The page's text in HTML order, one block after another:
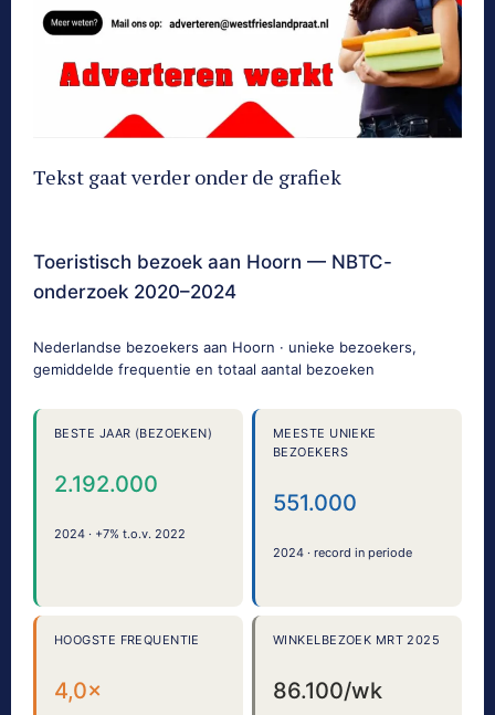
Tekst gaat verder onder de grafiek
Toeristisch bezoek aan Hoorn — NBTC-
onderzoek 2020–2024
Nederlandse bezoekers aan Hoorn · unieke bezoekers,
gemiddelde frequentie en totaal aantal bezoeken
BESTE JAAR (BEZOEKEN)
2.192.000
2024 · +7% t.o.v. 2022
MEESTE UNIEKE
BEZOEKERS
551.000
2024 · record in periode
HOOGSTE FREQUENTIE
4,0×
WINKELBEZOEK MRT 2025
86.100/wk